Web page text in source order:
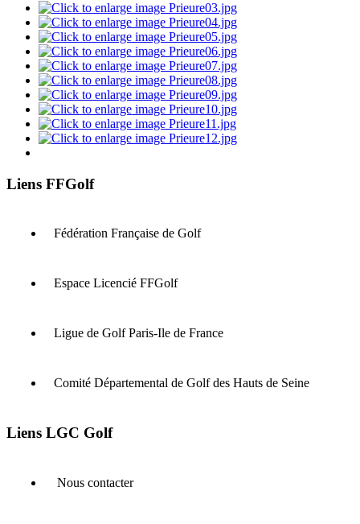
Liens FFGolf
Fédération Française de Golf
Espace Licencié FFGolf
Ligue de Golf Paris-Ile de France
Comité Départemental de Golf des Hauts de Seine
Liens LGC Golf
Nous contacter